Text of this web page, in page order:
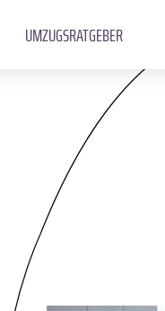
UMZUGSRATGEBER